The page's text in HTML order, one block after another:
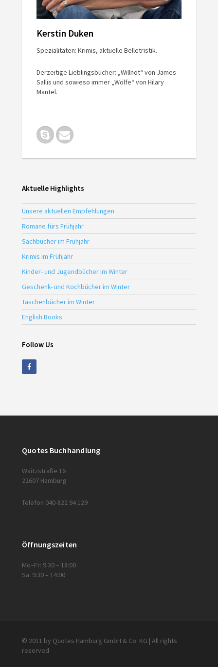
Kerstin Duken
Spezialitäten: Krimis, aktuelle Belletristik.
Derzeitige Lieblingsbücher: „Willnot“ von James
Sallis und sowieso immer „Wölfe“ von Hilary
Mantel.
Aktuelle Highlights
Unsere aktuellen Empfehlungen
Romane fürs Frühjahr
Sachbücher im Frühjahr
Krimis im Frühjahr
Kinder- und Jugendbücher im Winter
Geschenk- und Kochbücher im Winter
Taschenbücher im Winter
English Books
Follow Us
Quotes Buchhandlung
Waitzstraße 16
22607 Hamburg
Telefon 040-822 94 129
Öffnungszeiten
Mo–Fr: 9:30 – 18:00
Sa: 9:30 – 14:00
© 2011 by Quotes Hamburg GmbH & Co. KG | All rights
reserved